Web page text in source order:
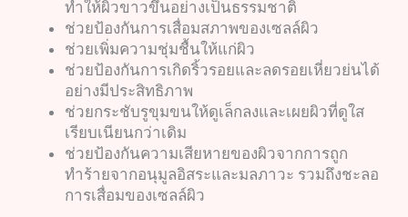
ทำให้ผิวขาวขึ้นอย่างเป็นธรรมชาติ
ช่วยป้องกันการเสื่อมสภาพของเซลล์ผิว
ช่วยเพิ่มความชุ่มชื้นให้แก่ผิว
ช่วยป้องกันการเกิดริ้วรอยและลดรอยเหี่ยวย่นได้
อย่างมีประสิทธิภาพ
ช่วยกระชับรูขุมขนให้ดูเล็กลงและเผยผิวที่ดูใส
เรียบเนียนกว่าเดิม
ช่วยป้องกันความเสียหายของผิวจากการถูก
ทำร้ายจากอนุมูลอิสระและมลภาวะ รวมถึงชะลอ
การเสื่อมของเซลล์ผิว